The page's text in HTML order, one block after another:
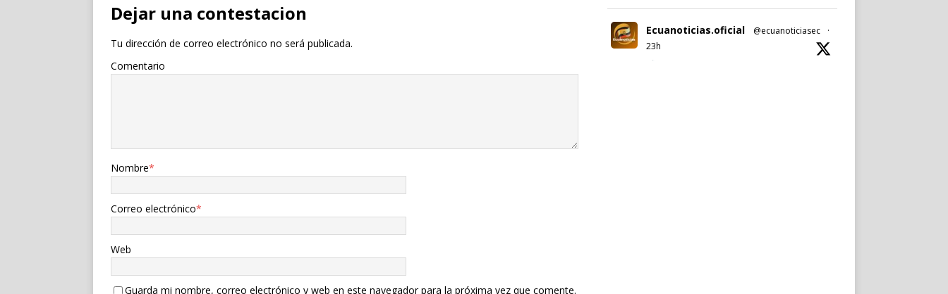
Dejar una contestacion
Tu dirección de correo electrónico no será publicada.
Comentario
Nombre*
Correo electrónico*
Web
Guarda mi nombre, correo electrónico y web en este navegador para la próxima vez que comente.
Ecuanoticias.oficial @ecuanoticiasec
·
23h